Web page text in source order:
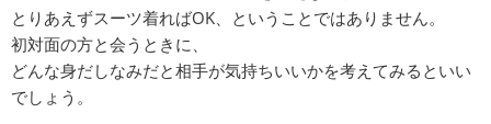
とりあえずスーツ着ればOK、ということではありません。
初対面の方と会うときに、
どんな身だしなみだと相手が気持ちいいかを考えてみるといい
でしょう。